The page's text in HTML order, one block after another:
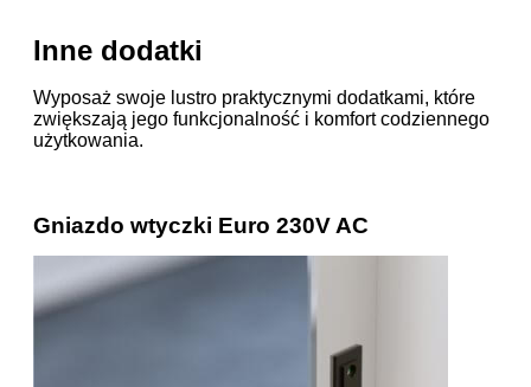
Inne dodatki
Wyposaż swoje lustro praktycznymi dodatkami, które
zwiększają jego funkcjonalność i komfort codziennego
użytkowania.
Gniazdo wtyczki Euro 230V AC